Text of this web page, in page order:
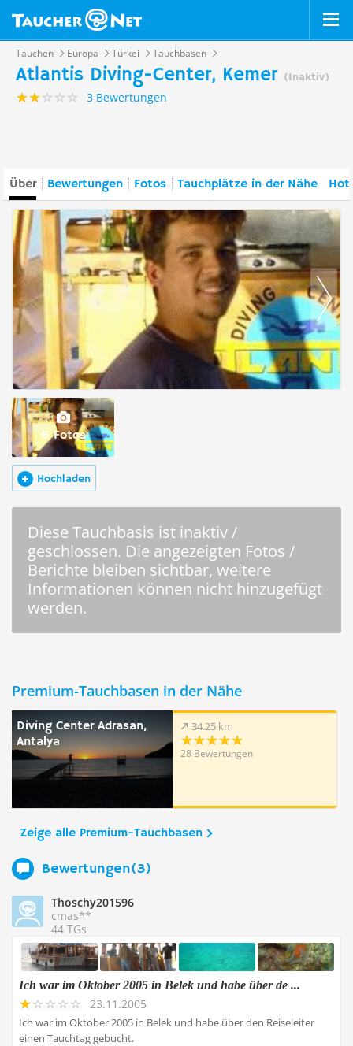
Tauchen Europa Türkei Tauchbasen
Atlantis Diving-Center, Kemer (Inaktiv)
3 Bewertungen
Über Bewertungen Fotos Tauchplätze in der Nähe
6 Fotos
Hochladen
Diese Tauchbasis ist inaktiv /
geschlossen. Die angezeigten Fotos /
Berichte bleiben sichtbar, weitere
Informationen können nicht hinzugefügt
werden.
Premium-Tauchbasen in der Nähe
Diving Center Adrasan,
Antalya
34.25 km
28 Bewertungen
Zeige alle Premium-Tauchbasen
Bewertungen(3)
Thoschy201596
cmas**
44 TGs
Ich war im Oktober 2005 in Belek und habe über de ...
23.11.2005
Ich war im Oktober 2005 in Belek und habe über den Reiseleiter
einen Tauchtag gebucht.